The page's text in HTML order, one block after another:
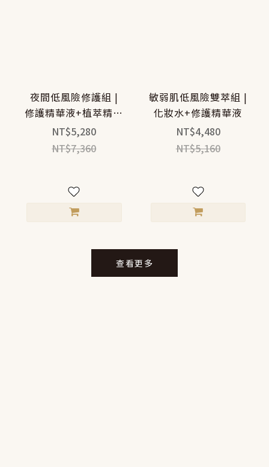
夜間低風險修護組 |
修護精華液+植萃精華
霜
NT$5,280
NT$7,360
敏弱肌低風險雙萃組 |
化妝水+修護精華液
NT$4,480
NT$5,160
查看更多